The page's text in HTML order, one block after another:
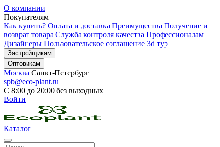
О компании
Покупателям
Как купить? Оплата и доставка Преимущества Получение и
возврат товара Служба контроля качества Профессионалам
Дизайнеры Пользовательское соглашение 3d тур
Застройщикам
Оптовикам
Москва Санкт-Петербург
spb@eco-plant.ru
С 8:00 до 20:00 без выходных
Войти
Каталог